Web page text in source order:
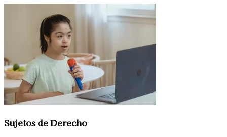
Sujetos de Derecho